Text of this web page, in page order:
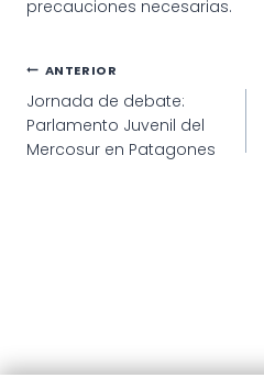
precauciones necesarias.
Navegación
de
entradas
ANTERIOR
Jornada de debate:
Parlamento Juvenil del
Mercosur en Patagones